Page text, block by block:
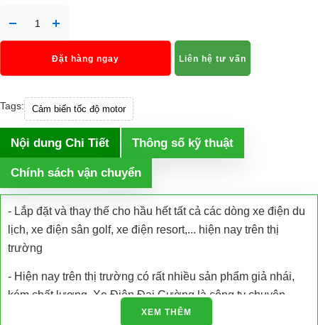
Đặt hàng ngay Liên hệ tư vấn
Tags: Cảm biến tốc độ motor
Nội dung Chi Tiết Thông số kỹ thuật
Chính sách vận chuyển
- Lắp đặt và thay thế cho hầu hết tất cả các dòng xe điện du
lịch, xe điện sân golf, xe điện resort,... hiện nay trên thị
trường
- Hiện nay trên thị trường có rất nhiều sản phẩm giả nhái,
kém chất lượng. Xe Điện Đại Cường là công ty chuyên
nhập khẩu các loại xe điện và phụ tùng xe điện trực tiếp tại
XEM THÊM